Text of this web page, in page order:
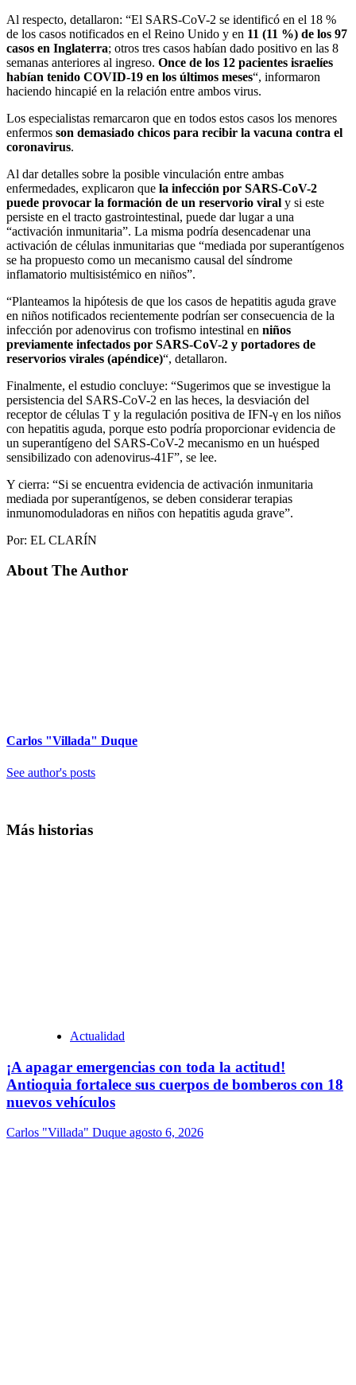
Al respecto, detallaron: “El SARS-CoV-2 se identificó en el 18 %
de los casos notificados en el Reino Unido y en 11 (11 %) de los 97
casos en Inglaterra; otros tres casos habían dado positivo en las 8
semanas anteriores al ingreso. Once de los 12 pacientes israelíes
habían tenido COVID-19 en los últimos meses“, informaron
haciendo hincapié en la relación entre ambos virus.
Los especialistas remarcaron que en todos estos casos los menores
enfermos son demasiado chicos para recibir la vacuna contra el
coronavirus.
Al dar detalles sobre la posible vinculación entre ambas
enfermedades, explicaron que la infección por SARS-CoV-2
puede provocar la formación de un reservorio viral y si este
persiste en el tracto gastrointestinal, puede dar lugar a una
“activación inmunitaria”. La misma podría desencadenar una
activación de células inmunitarias que “mediada por superantígenos
se ha propuesto como un mecanismo causal del síndrome
inflamatorio multisistémico en niños”.
“Planteamos la hipótesis de que los casos de hepatitis aguda grave
en niños notificados recientemente podrían ser consecuencia de la
infección por adenovirus con trofismo intestinal en niños
previamente infectados por SARS-CoV-2 y portadores de
reservorios virales (apéndice)“, detallaron.
Finalmente, el estudio concluye: “Sugerimos que se investigue la
persistencia del SARS-CoV-2 en las heces, la desviación del
receptor de células T y la regulación positiva de IFN-γ en los niños
con hepatitis aguda, porque esto podría proporcionar evidencia de
un superantígeno del SARS-CoV-2 mecanismo en un huésped
sensibilizado con adenovirus-41F”, se lee.
Y cierra: “Si se encuentra evidencia de activación inmunitaria
mediada por superantígenos, se deben considerar terapias
inmunomoduladoras en niños con hepatitis aguda grave”.
Por: EL CLARÍN
About The Author
Carlos "Villada" Duque
See author's posts
Más historias
Actualidad
¡A apagar emergencias con toda la actitud!
Antioquia fortalece sus cuerpos de bomberos con 18
nuevos vehículos
Carlos "Villada" Duque agosto 6, 2026